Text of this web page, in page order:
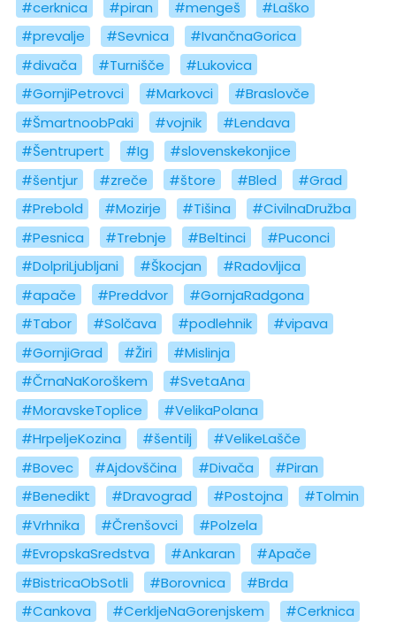
#cerknica
#piran #mengeš
#Laško
#prevalje
#Sevnica
#IvančnaGorica
#divača
#Turnišče
#Lukovica
#GornjiPetrovci
#Markovci
#Braslovče
#ŠmartnoobPaki
#vojnik
#Lendava
#Šentrupert
#Ig
#slovenskekonjice
#šentjur
#zreče #štore #Bled
#Grad
#Prebold
#Mozirje #Tišina
#CivilnaDružba
#Pesnica
#Trebnje #Beltinci
#Puconci
#DolpriLjubljani
#Škocjan
#Radovljica
#apače
#Preddvor
#GornjaRadgona
#Tabor
#Solčava #podlehnik
#vipava
#GornjiGrad
#Žiri
#Mislinja
#ČrnaNaKoroškem
#SvetaAna
#MoravskeToplice
#VelikaPolana
#HrpeljeKozina
#šentilj
#VelikeLašče
#Bovec
#Ajdovščina #Divača
#Piran
#Benedikt
#Dravograd #Postojna
#Tolmin
#Vrhnika
#Črenšovci
#Polzela
#EvropskaSredstva
#Ankaran
#Apače
#BistricaObSotli
#Borovnica
#Brda
#Cankova
#CerkljeNaGorenjskem
#Cerknica